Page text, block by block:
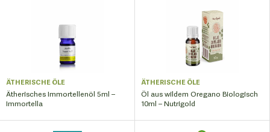
ÄTHERISCHE ÖLE
Ätherisches Immortellenöl 5ml –
Immortella
ÄTHERISCHE ÖLE
Öl aus wildem Oregano Biologisch
10ml – Nutrigold